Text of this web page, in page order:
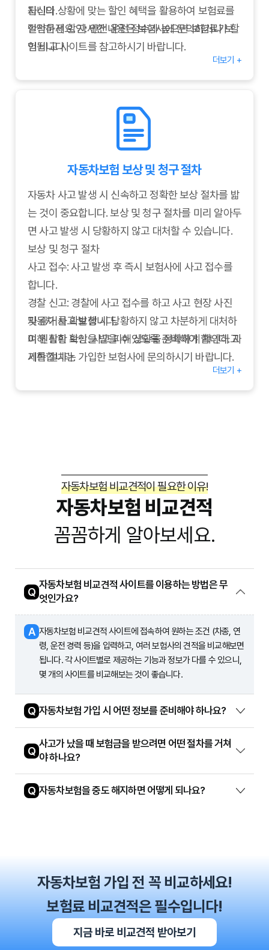
됩니다.
안전운전 할인: 안전 운전 점수가 높으면 보험료가 할
인됩니다.
마일리지 할인: 연간 주행 거리가 적으면 보험료가 할
인됩니다.
다이렉트 보험 할인: 온라인으로 직접 가입하면 할인
혜택을 받을 수 있습니다.
자신의 상황에 맞는 할인 혜택을 활용하여 보험료를
절약하세요. 자세한 내용은 보험사에 문의하거나 보
험 비교 사이트를 참고하시기 바랍니다.
더보기 +
자동차보험 보상 및 청구 절차
자동차 사고 발생 시 신속하고 정확한 보상 절차를 밟
는 것이 중요합니다. 보상 및 청구 절차를 미리 알아두
면 사고 발생 시 당황하지 않고 대처할 수 있습니다.
보상 및 청구 절차
사고 접수: 사고 발생 후 즉시 보험사에 사고 접수를
합니다.
경찰 신고: 경찰에 사고 접수를 하고 사고 현장 사진
및 증거를 확보합니다.
피해 상황 확인: 사고 피해 상황을 정확하게 확인하고
기록합니다.
보험금 청구 서류 준비: 보험금 청구에 필요한 서류를
준비합니다.
자동차 사고 발생 시 당황하지 않고 차분하게 대처하
여 원활한 보상을 받을 수 있도록 준비해야 합니다. 자
세한 절차는 가입한 보험사에 문의하시기 바랍니다.
더보기 +
자동차보험 비교견적이 필요한 이유!
자동차보험 비교견적
꼼꼼하게 알아보세요.
Q
자동차보험 비교견적 사이트를 이용하는 방법은 무
엇인가요?
A 자동차보험 비교견적 사이트에 접속하여 원하는 조건 (차종, 연
령, 운전 경력 등)을 입력하고, 여러 보험사의 견적을 비교해보면
됩니다. 각 사이트별로 제공하는 기능과 정보가 다를 수 있으니,
몇 개의 사이트를 비교해보는 것이 좋습니다.
Q 자동차보험 가입 시 어떤 정보를 준비해야 하나요?
Q
사고가 났을 때 보험금을 받으려면 어떤 절차를 거쳐
야 하나요?
Q 자동차보험을 중도 해지하면 어떻게 되나요?
자동차보험 가입 전 꼭 비교하세요!
보험료 비교견적은 필수입니다!
지금 바로 비교견적 받아보기